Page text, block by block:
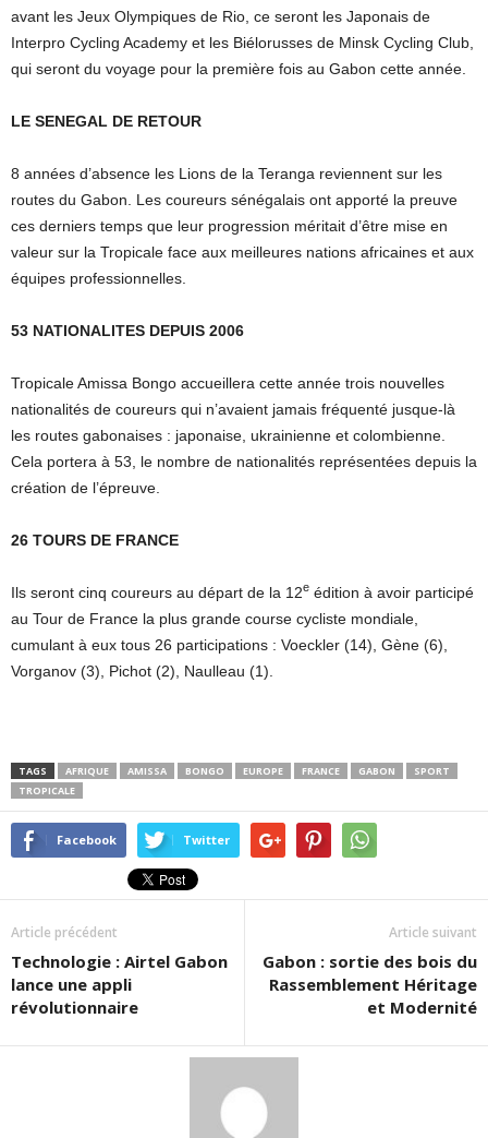
avant les Jeux Olympiques de Rio, ce seront les Japonais de
Interpro Cycling Academy et les Biélorusses de Minsk Cycling Club,
qui seront du voyage pour la première fois au Gabon cette année.
LE SENEGAL DE RETOUR
8 années d’absence les Lions de la Teranga reviennent sur les
routes du Gabon. Les coureurs sénégalais ont apporté la preuve
ces derniers temps que leur progression méritait d’être mise en
valeur sur la Tropicale face aux meilleures nations africaines et aux
équipes professionnelles.
53 NATIONALITES DEPUIS 2006
Tropicale Amissa Bongo accueillera cette année trois nouvelles
nationalités de coureurs qui n’avaient jamais fréquenté jusque-là
les routes gabonaises : japonaise, ukrainienne et colombienne.
Cela portera à 53, le nombre de nationalités représentées depuis la
création de l’épreuve.
26 TOURS DE FRANCE
Ils seront cinq coureurs au départ de la 12e édition à avoir participé
au Tour de France la plus grande course cycliste mondiale,
cumulant à eux tous 26 participations : Voeckler (14), Gène (6),
Vorganov (3), Pichot (2), Naulleau (1).
TAGS AFRIQUE AMISSA BONGO EUROPE FRANCE GABON
SPORT
TROPICALE
Facebook Twitter
Article précédent
Technologie : Airtel Gabon
lance une appli
révolutionnaire
Article suivant
Gabon : sortie des bois du
Rassemblement Héritage
et Modernité